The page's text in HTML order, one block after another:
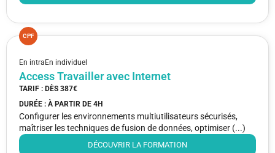
CPF
En intraEn individuel
Access Travailler avec Internet
TARIF : DÈS 387€
DURÉE : À PARTIR DE 4H
Configurer les environnements multiutilisateurs sécurisés,
maîtriser les techniques de fusion de données, optimiser (...)
DÉCOUVRIR LA FORMATION